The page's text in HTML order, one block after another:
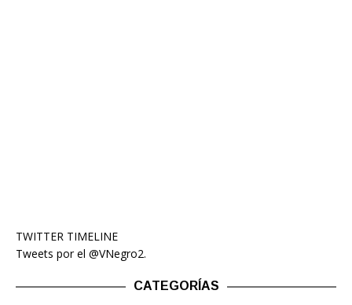
TWITTER TIMELINE
Tweets por el @VNegro2.
CATEGORÍAS